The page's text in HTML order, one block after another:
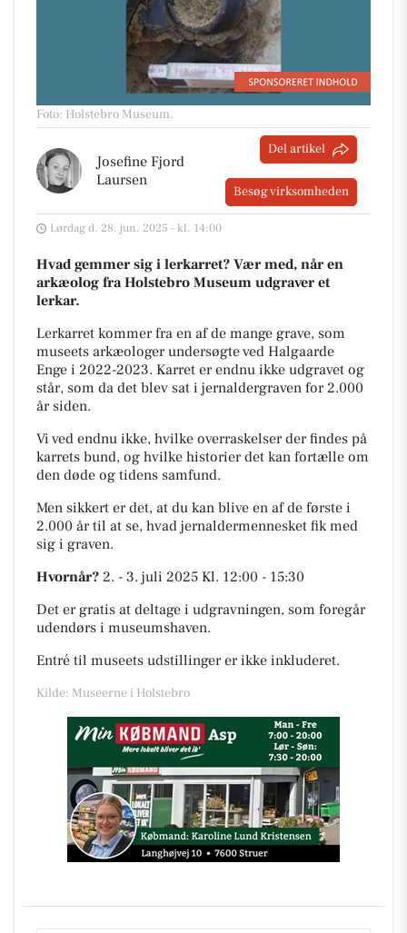
Foto: Holstebro Museum.
Josefine Fjord
Laursen
Del artikel
Besøg virksomheden
Lørdag d. 28. jun. 2025 - kl. 14:00
Hvad gemmer sig i lerkarret? Vær med, når en
arkæolog fra Holstebro Museum udgraver et
lerkar.
Lerkarret kommer fra en af de mange grave, som
museets arkæologer undersøgte ved Halgaarde
Enge i 2022-2023. Karret er endnu ikke udgravet og
står, som da det blev sat i jernaldergraven for 2.000
år siden.
Vi ved endnu ikke, hvilke overraskelser der findes på
karrets bund, og hvilke historier det kan fortælle om
den døde og tidens samfund.
Men sikkert er det, at du kan blive en af de første i
2.000 år til at se, hvad jernaldermennesket fik med
sig i graven.
Hvornår? 2. - 3. juli 2025 Kl. 12:00 - 15:30
Det er gratis at deltage i udgravningen, som foregår
udendørs i museumshaven.
Entré til museets udstillinger er ikke inkluderet.
Kilde: Museerne i Holstebro